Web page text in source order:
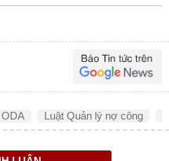
Luật Quản lý nợ công